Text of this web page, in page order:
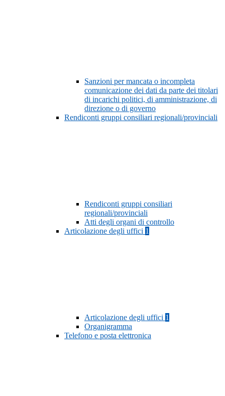
Sanzioni per mancata o incompleta
comunicazione dei dati da parte dei titolari
di incarichi politici, di amministrazione, di
direzione o di governo
Rendiconti gruppi consiliari regionali/provinciali
Rendiconti gruppi consiliari
regionali/provinciali
Atti degli organi di controllo
Articolazione degli uffici 1
Articolazione degli uffici 1
Organigramma
Telefono e posta elettronica